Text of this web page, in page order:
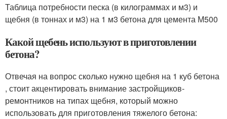
Таблица потребности песка (в килограммах и м3) и
щебня (в тоннах и м3) на 1 м3 бетона для цемента М500
Какой щебень используют в приготовлении
бетона?
Отвечая на вопрос сколько нужно щебня на 1 куб бетона
, стоит акцентировать внимание застройщиков-
ремонтников на типах щебня, который можно
использовать для приготовления тяжелого бетона: